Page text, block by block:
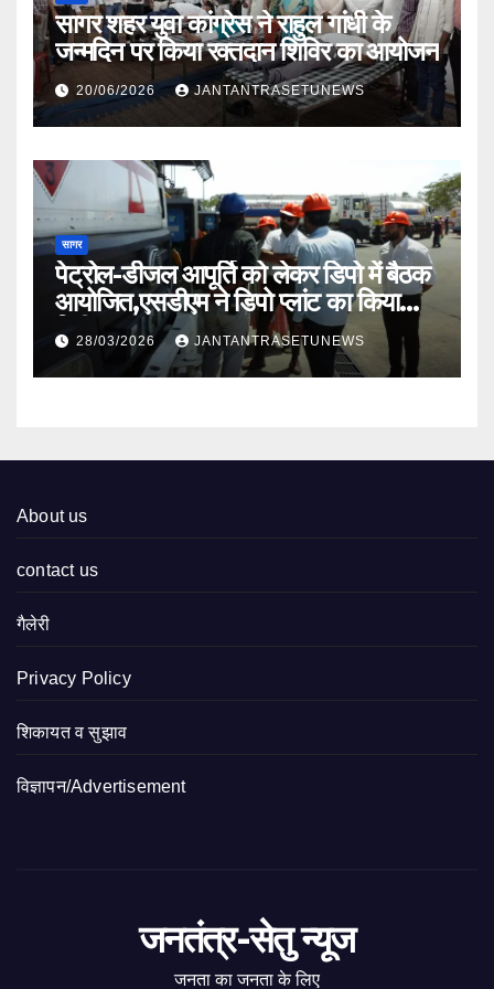
सागर शहर युवा कांग्रेस ने राहुल गांधी के
जन्मदिन पर किया रक्तदान शिविर का आयोजन
20/06/2026 JANTANTRASETUNEWS
सागर
पेट्रोल-डीजल आपूर्ति को लेकर डिपो में बैठक
आयोजित,एसडीएम ने डिपो प्लांट का किया
निरीक्षण
28/03/2026 JANTANTRASETUNEWS
About us
contact us
गैलेरी
Privacy Policy
शिकायत व सुझाव
विज्ञापन/Advertisement
जनतंत्र-सेतु न्यूज
जनता का जनता के लिए